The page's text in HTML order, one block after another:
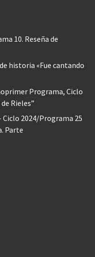
10. Reseña de
historia «Fue cantando
Programa, Ciclo
Rieles”
Ciclo 2024/Programa 25
Parte